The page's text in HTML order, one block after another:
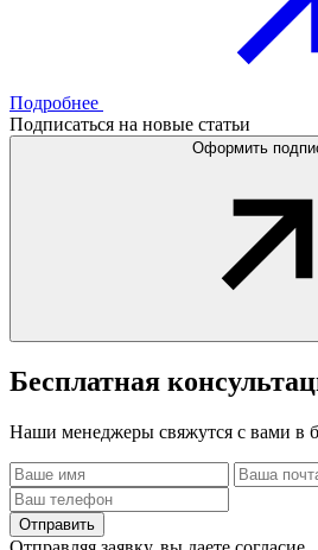
Подробнее
Подписаться на новые статьи
Оформить
Бесплатная
Наши менеджеры свяжутся с вами в
Отправить